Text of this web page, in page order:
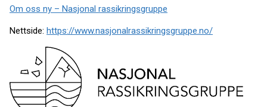
Om oss ny – Nasjonal rassikringsgruppe
Nettside: https://www.nasjonalrassikringsgruppe.no/